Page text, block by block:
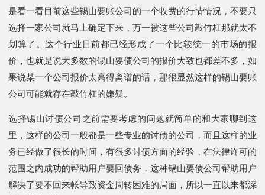
是看一看目前这些锡山要账公司的一个收费的行情情况，不要只
选择一家公司就马上确定下来，万一被这些公司敲竹杠那就太不
划算了。这个行业目前都已经形成了一个比较统一的市场的报
价，也就是说大多数的锡山要债公司的报价大致也都差不多，如
果说某一个公司报价太高得离谱的话，那很显然这样的锡山要账
公司可能就存在敲竹杠的嫌疑。
选择锡山讨债公司之前需要考虑的问题就简单的和大家聊到这
里，这样的公司一般都是一些专业的讨债的公司，而且这样的业
务已经做了很长的时间，有很多讨债方面的经验，在法律许可的
范围之内成功的帮助用户要回债务，这种锡山要债公司帮助用户
解决了要不回来帐导致资金周转困难的局面，所以一直以来都深